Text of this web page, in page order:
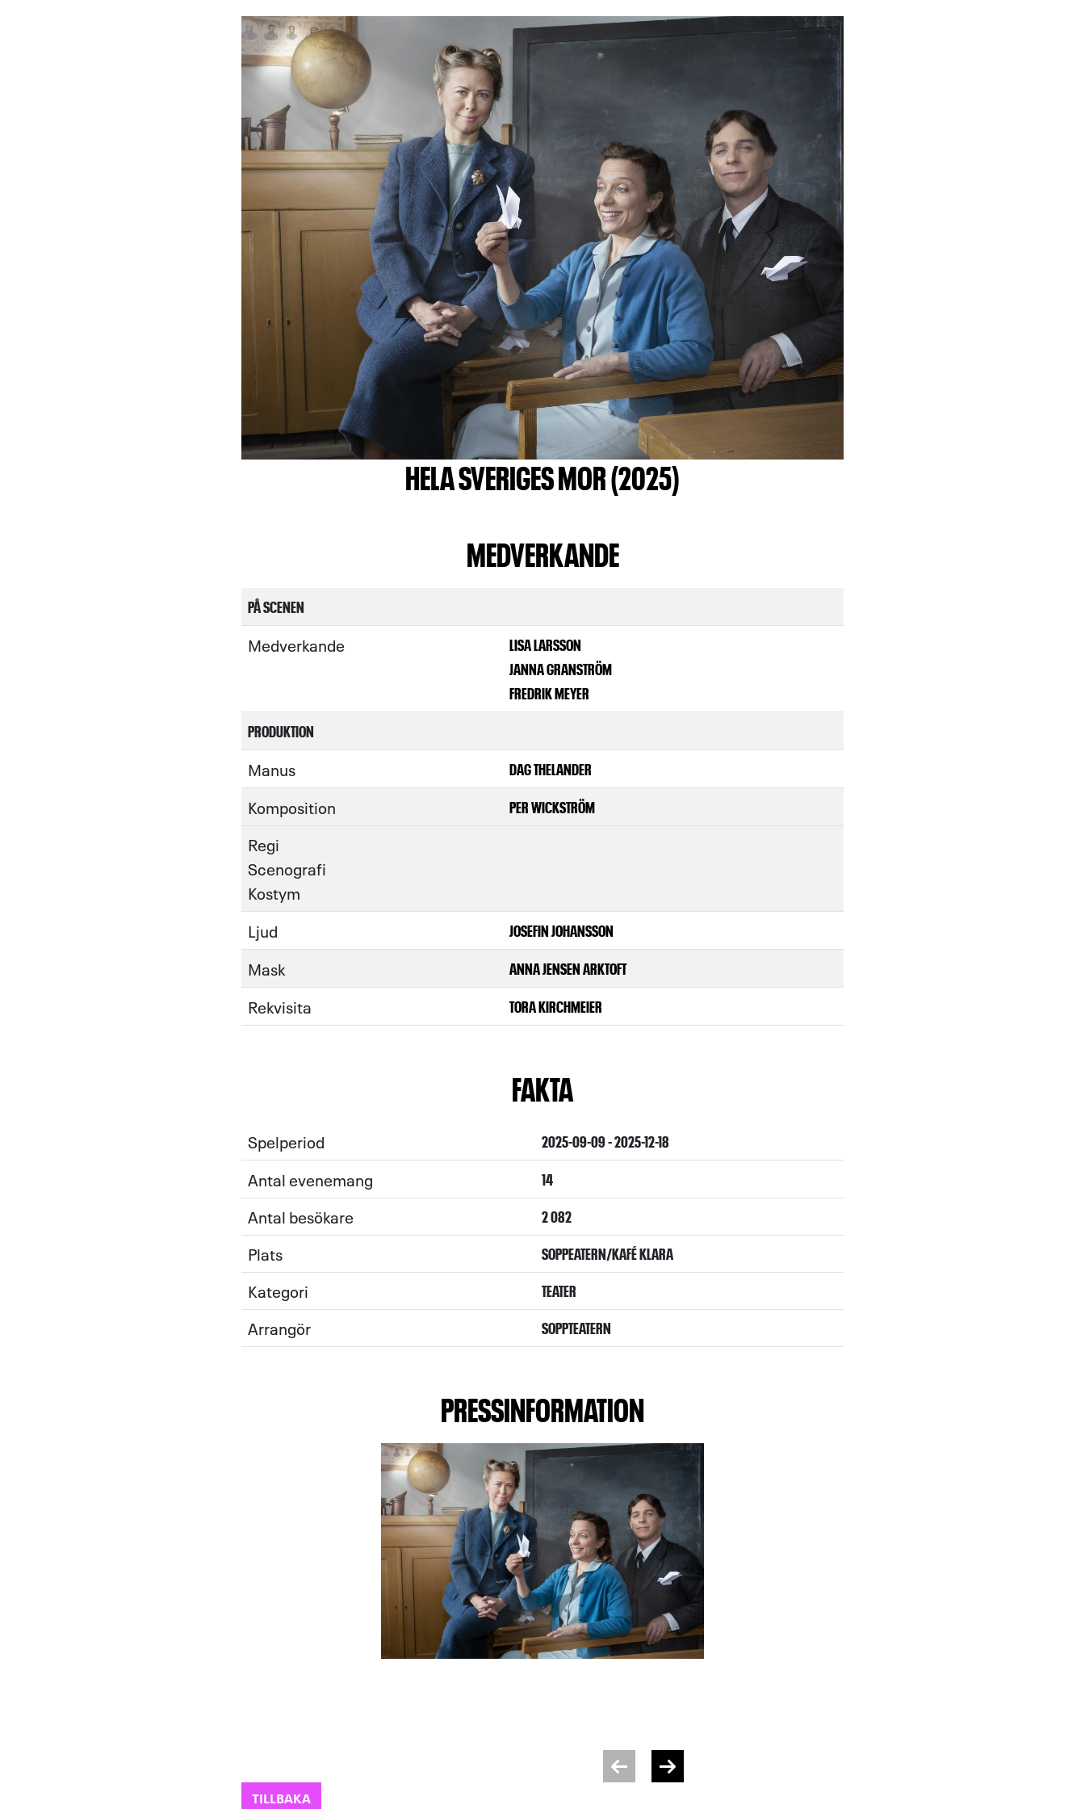
HELA SVERIGES MOR (2025)
MEDVERKANDE
PÅ SCENEN
Medverkande
LISA LARSSON
JANNA GRANSTRÖM
FREDRIK MEYER
PRODUKTION
Manus DAG THELANDER
Komposition PER WICKSTRÖM
Regi
Scenografi
Kostym
Ljud
JOSEFIN JOHANSSON
Mask ANNA JENSEN ARKTOFT
Rekvisita TORA KIRCHMEIER
FAKTA
Spelperiod 2025-09-09 - 2025-12-18
Antal evenemang 14
Antal besökare 2 082
Plats SOPPEATERN/KAFÉ KLARA
Kategori TEATER
Arrangör SOPPTEATERN
PRESSINFORMATION
TILLBAKA